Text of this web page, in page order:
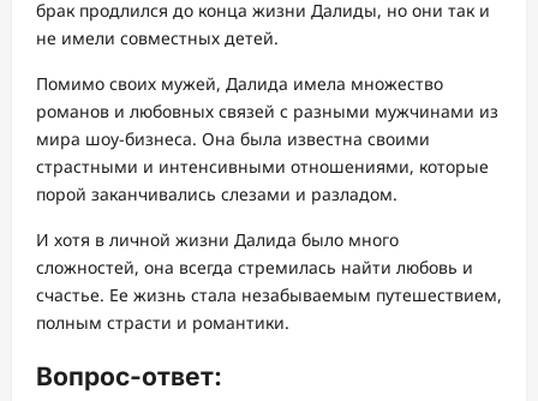
брак продлился до конца жизни Далиды, но они так и
не имели совместных детей.
Помимо своих мужей, Далида имела множество
романов и любовных связей с разными мужчинами из
мира шоу-бизнеса. Она была известна своими
страстными и интенсивными отношениями, которые
порой заканчивались слезами и разладом.
И хотя в личной жизни Далида было много
сложностей, она всегда стремилась найти любовь и
счастье. Ее жизнь стала незабываемым путешествием,
полным страсти и романтики.
Вопрос-ответ: